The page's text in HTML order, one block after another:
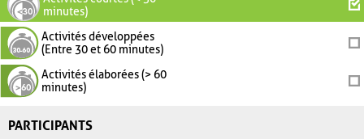
minutes)
Activités développées
(Entre 30 et 60 minutes)
Activités élaborées (> 60
minutes)
PARTICIPANTS